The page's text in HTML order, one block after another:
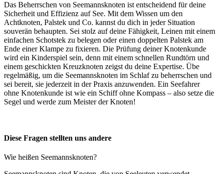
Das Beherrschen von Seemannsknoten ist entscheidend für deine
Sicherheit und Effizienz auf See. Mit dem Wissen um den
Achtknoten, Palstek und Co. kannst du dich in jeder Situation
souverän behaupten. Sei stolz auf deine Fähigkeit, Leinen mit einem
einfachen Schotstek zu belegen oder einen doppelten Palstek am
Ende einer Klampe zu fixieren. Die Prüfung deiner Knotenkunde
wird ein Kinderspiel sein, denn mit einem schnellen Rundtörn und
einem geschickten Kreuzknoten zeigst du deine Expertise. Übe
regelmäßig, um die Seemannsknoten im Schlaf zu beherrschen und
sei bereit, sie jederzeit in der Praxis anzuwenden. Ein Seefahrer
ohne Knotenkunde ist wie ein Schiff ohne Kompass – also setze die
Segel und werde zum Meister der Knoten!
Diese Fragen stellten uns andere
Wie heißen Seemannsknoten?